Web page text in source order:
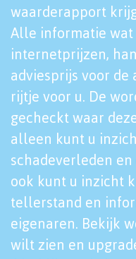
waarderapport
Alle informatie
internetprijzen,
adviesprijs voor de
rijtje voor u. De
gecheckt waar
alleen kunt u
schadeverleden
ook kunt u inzicht
tellerstand en
eigenaren. Bekijk
wilt zien en